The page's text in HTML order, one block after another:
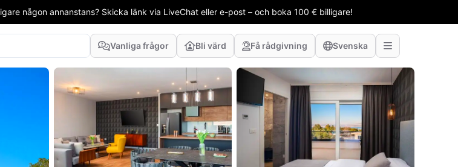
någon annanstans? Skicka länk via LiveChat eller e-post – och boka 100 € billigare!
Vanliga frågor Bli värd Få rådgivning Svenska